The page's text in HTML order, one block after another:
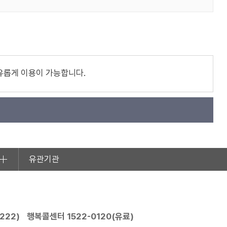
롭게 이용이 가능합니다.
유관기관
) 행복콜센터 1522-0120(유료)